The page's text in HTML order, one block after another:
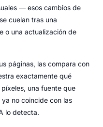
— esos cambios de
cuelan tras una
o una actualización de
páginas, las compara con
exactamente qué
una fuente que
no coincide con las
lo detecta.